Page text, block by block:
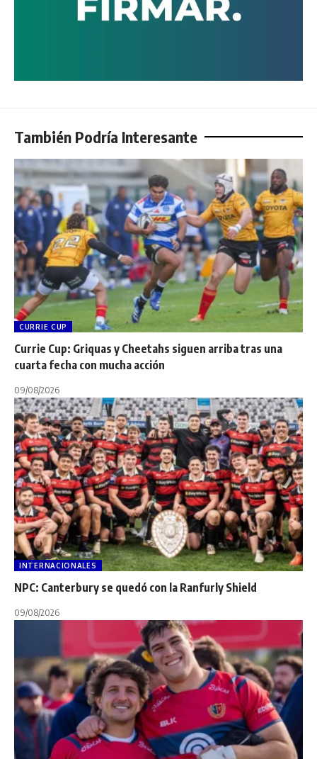
También Podría Interesante
CURRIE CUP
Currie Cup: Griquas y Cheetahs siguen arriba tras una
cuarta fecha con mucha acción
09/08/2026
INTERNACIONALES
NPC: Canterbury se quedó con la Ranfurly Shield
09/08/2026